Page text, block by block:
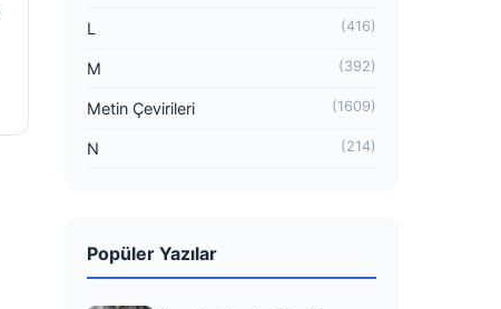
L (416)
M (392)
Metin Çevirileri (1609)
N (214)
Popüler Yazılar